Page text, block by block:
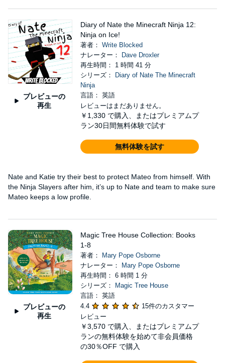
プレビューの
再生
Diary of Nate the Minecraft Ninja 12:
Ninja on Ice!
著者： Write Blocked
ナレーター：
Dave Droxler
再生時間： 1 時間 41 分
シリーズ：
Diary of Nate The Minecraft
Ninja
言語： 英語
レビューはまだありません。
￥1,330 で購入、またはプレミアムプ
ラン30日間無料体験で試す
無料体験を試す
Nate and Katie try their best to protect Mateo from himself. With
the Ninja Slayers after him, it’s up to Nate and team to make sure
Mateo keeps a low profile.
プレビューの
再生
Magic Tree House Collection: Books
1-8
著者：
Mary Pope Osborne
ナレーター：
Mary Pope Osborne
再生時間： 6 時間 1 分
シリーズ：
Magic Tree House
言語： 英語
4.4
15件のカスタマー
レビュー
￥3,570 で購入、またはプレミアムプ
ランの無料体験を始めて非会員価格
の30％OFF で購入